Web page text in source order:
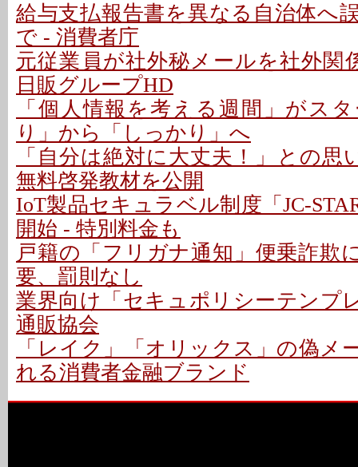
給与支払報告書を異なる自治体へ
で - 消費者庁
元従業員が社外秘メールを社外関
日販グループHD
「個人情報を考える週間」がス
り」から「しっかり」へ
「自分は絶対に大丈夫！」との思
無料啓発教材を公開
IoT製品セキュラベル制度「JC-
開始 - 特別料金も
戸籍の「フリガナ通知」便乗詐欺
要、罰則なし
業界向け「セキュポリシーテンプ
通販協会
「レイク」「オリックス」の偽メ
れる消費者金融ブランド